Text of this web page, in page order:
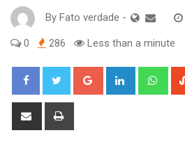
By Fato verdade -
0 286 Less than a minute
Google+ LinkedIn
Share